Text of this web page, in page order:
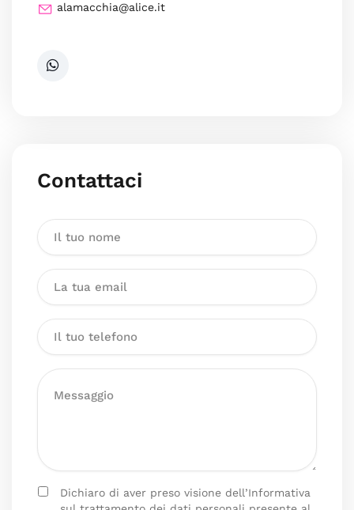
alamacchia@alice.it
Contattaci
Dichiaro di aver preso visione dell’Informativa